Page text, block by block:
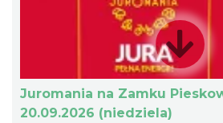
Juromania na Zamku
20.09.2026 (niedziela)